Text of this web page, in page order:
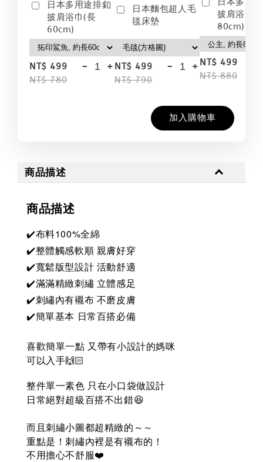
日本多用途排釦
披肩浴巾(長
60cm)
NT$ 499
NT$ 780
- +
日本麵包超人毛
毯床墊
NT$ 499
NT$ 790
- +
披肩浴巾(
80cm)
NT$ 499
NT$ 880
加入購物車
商品描述
商品描述
✔️布料100%全綿
✔️整體觸感軟順 親膚好穿
✔️寬鬆版型設計 活動舒適
✔️滿滿精緻刺繡 立體感足
✔️刺繡內有襯布 不磨皮膚
✔️簡單基本 日常百搭必備
喜歡簡單一點 又帶有小設計的媽咪
可以入手🙌🏻
整件單一素色 只在小口袋做設計
日常絕對超級百搭不出錯😆
而且刺繡小圖都超精緻的～～
重點是！刺繡內裡是有襯布的！
不用擔心不舒服❤️